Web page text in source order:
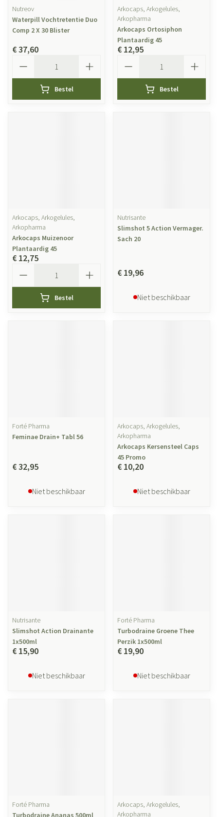
Nutreov
Waterpill Vochtretentie Duo
Comp 2 X 30 Blister
€ 37,60
Bestel
Arkocaps, Arkogelules,
Arkopharma
Arkocaps Ortosiphon
Plantaardig 45
€ 12,95
Bestel
Arkocaps, Arkogelules,
Arkopharma
Arkocaps Muizenoor
Plantaardig 45
€ 12,75
Bestel
Nutrisante
Slimshot 5 Action Vermager.
Sach 20
€ 19,96
Niet beschikbaar
Forté Pharma
Feminae Drain+ Tabl 56
€ 32,95
Niet beschikbaar
Arkocaps, Arkogelules,
Arkopharma
Arkocaps Kersensteel Caps
45 Promo
€ 10,20
Niet beschikbaar
Nutrisante
Slimshot Action Drainante
1x500ml
€ 15,90
Niet beschikbaar
Forté Pharma
Turbodraine Groene Thee
Perzik 1x500ml
€ 19,90
Niet beschikbaar
Forté Pharma
Turbodraine Ananas 500ml
Arkocaps, Arkogelules,
Arkopharma